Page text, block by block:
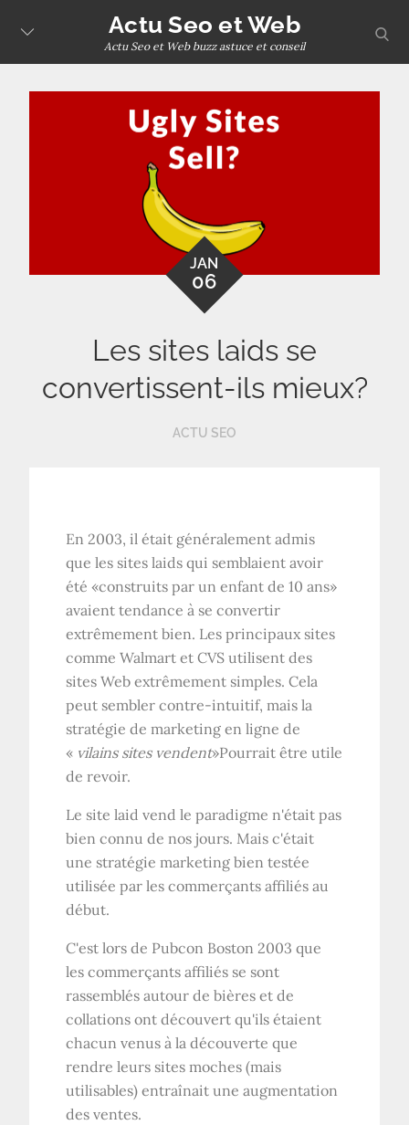
content
Actu Seo et Web
Actu Seo et Web buzz astuce et conseil
JAN
06
Les sites laids se
convertissent-ils mieux?
ACTU SEO
En 2003, il était généralement admis
que les sites laids qui semblaient avoir
été «construits par un enfant de 10 ans»
avaient tendance à se convertir
extrêmement bien. Les principaux sites
comme Walmart et CVS utilisent des
sites Web extrêmement simples. Cela
peut sembler contre-intuitif, mais la
stratégie de marketing en ligne de
« vilains sites vendent»Pourrait être utile
de revoir.
Le site laid vend le paradigme n'était pas
bien connu de nos jours. Mais c'était
une stratégie marketing bien testée
utilisée par les commerçants affiliés au
début.
C'est lors de Pubcon Boston 2003 que
les commerçants affiliés se sont
rassemblés autour de bières et de
collations ont découvert qu'ils étaient
chacun venus à la découverte que
rendre leurs sites moches (mais
utilisables) entraînait une augmentation
des ventes.